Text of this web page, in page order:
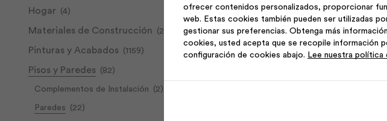
Fachaleta
Gres
Natural
Nor
Terra
Gres
Nor
Terra
Hogar (4)
Materiales de Construcción (268)
Pinturas y Acabados (1159)
Pisos y Paredes (82)
Complementos de Instalación (2)
Paredes (22)
ofrecer contenidos personalizados, proporcionar
web. Estas cookies también pueden ser utilizadas
gestionar sus preferencias. Obtenga más
cookies, usted acepta que se recopile información
configuración de cookies abajo. Lee nuestra política